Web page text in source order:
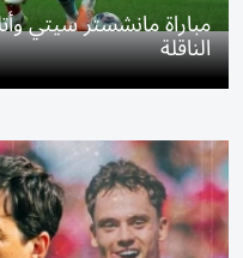
مباراة مانشستر سيتي
الناقلة